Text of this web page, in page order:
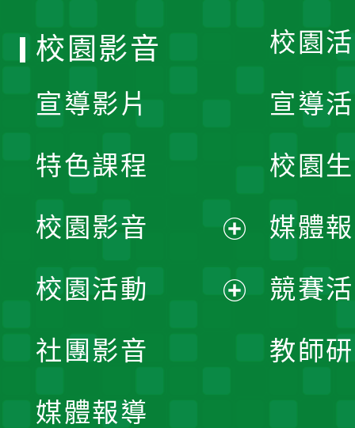
校園
宣導
校園
媒體
競賽
教師
校園影音
宣導影片
特色課程
校園影音
開
校園活動
社團影音
媒體報導